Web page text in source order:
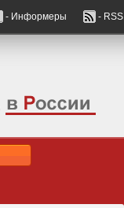
- Информеры - RSS